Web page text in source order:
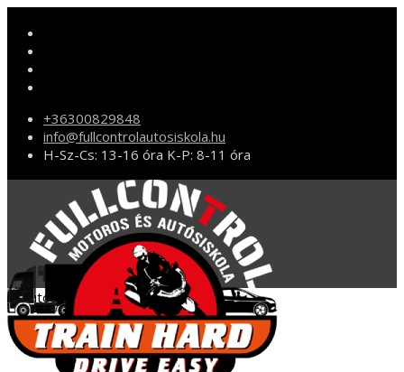
+36300829848
info@fullcontrolautosiskola.hu
H-Sz-Cs: 13-16 óra K-P: 8-11 óra